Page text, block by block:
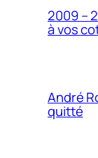
2009 –
à vos
André
quitté